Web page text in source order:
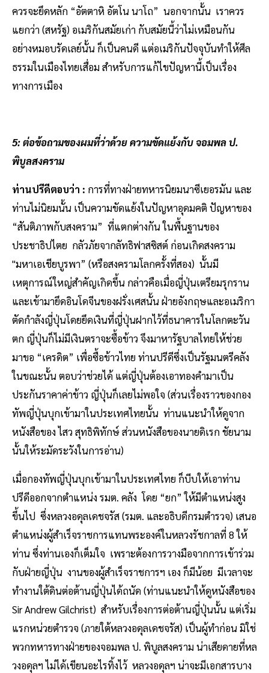
ควรจะยึดหลัก “อัตตาหิ อัตโน นาโถ” นอกจากนั้น เราควร
แยกว่า (สหรัฐ) อเมริกันสมัยเก่า กับสมัยนี้ว่าไม่เหมือนกัน
อย่างหมอบรัดเลย์นั้น ก็เป็นคนดี แต่อเมริกันปัจจุบันทำให้ศีล
ธรรมในเมืองไทยเสื่อม สำหรับการแก้ไขปัญหานี้เป็นเรื่อง
ทางการเมือง
5: ต่อข้อถามของผมที่ว่าด้วย ความขัดแย้งกับ จอมพล ป.
พิบูลสงคราม
ท่านปรีดีตอบว่า : การที่ทางฝ่ายทหารนิยมนาซีเยอรมัน และ
ท่านไม่นิยมนั้น เป็นความขัดแย้งในปัญหาอุดมคติ ปัญหาของ
“สันติภาพกับสงคราม” ที่แตกต่างกัน ในพื้นฐานของ
ประชาธิปไตย กลัวภัยจากลัทธิฟาสซิสต์ ก่อนเกิดสงคราม
"มหาเอเชียบูรพา” (หรือสงครามโลกครั้งที่สอง) นั้นมี
เหตุการณ์ใหญ่สำคัญเกิดขึ้น กล่าวคือเมื่อญี่ปุ่นเตรียมรุกราน
และเข้ามายึดอินโดจีนของฝรั่งเศสนั้น ฝ่ายอังกฤษและอเมริกา
ตัดกำลังญี่ปุ่นโดยยึดเงินที่ญี่ปุ่นฝากไว้ที่ธนาคารในโลกตะวัน
ตก ญี่ปุ่นก็ไม่มีเงินตราจะซื้อข้าว จึงมาหารัฐบาลไทยให้ช่วย
มาขอ “เครดิต” เพื่อซื้อข้าวไทย ท่านปรีดีซึ่งเป็นรัฐมนตรีคลัง
ในขณะนั้น ตอบว่าช่วยได้ แต่ญี่ปุ่นต้องเอาทองคำมาเป็น
ประกันราคาค่าข้าว ญี่ปุ่นก็เลยไม่พอใจ (ส่วนเรื่องราวของกอง
ทัพญี่ปุ่นบุกเข้ามาในประเทศไทยนั้น ท่านแนะนำให้ดูจาก
หนังสือของ ไสว สุทธิพิทักษ์ ส่วนหนังสือของนายดิเรก ชัยนาม
นั้นให้ระมัดระวังในการอ่าน)
เมื่อกองทัพญี่ปุ่นบุกเข้ามาในประเทศไทย ก็บีบให้เอาท่าน
ปรีดีออกจากตำแหน่ง รมต. คลัง โดย “ยก” ให้มีตำแหน่งสูง
ขึ้นไป ซึ่งหลวงอดุลเดชจรัส (รมต. และอธิบดีกรมตำรวจ) เสนอ
ตำแหน่งผู้สำเร็จราชการแทนพระองค์ในหลวงรัชกาลที่ 8 ให้
ท่าน ซึ่งท่านเองก็เต็มใจ เพราะต้องการวางมือจากการเข้าร่วม
กับฝ่ายญี่ปุ่น งานของผู้สำเร็จราชการฯ เอง ก็มีน้อย มีเวลาจะ
ทำงานใต้ดินต่อต้านญี่ปุ่นได้ถนัด (ท่านแนะนำให้ดูหนังสือของ
Sir Andrew Gilchrist) สำหรับเรื่องการต่อต้านญี่ปุ่นนั้น แต่เริ่ม
แรกหน่วยตำรวจ (ภายใต้หลวงอดุลเดชจรัส) เป็นผู้ทำก่อน มิใช่
พวกทหารทางฝ่ายของจอมพล ป. พิบูลสงคราม น่าเสียดายที่หล
วงอดุลฯ ไม่ได้เขียนอะไรทิ้งไว้ หลวงอดุลฯ น่าจะมีเอกสารบาง